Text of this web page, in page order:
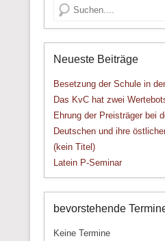
Suche
Neueste Beiträge
Besetzung der Schule in
Das KvC hat zwei
Ehrung der Preisträger bei
Deutschen und ihre
(kein Titel)
Latein P-Seminar
bevorstehende
Keine Termine